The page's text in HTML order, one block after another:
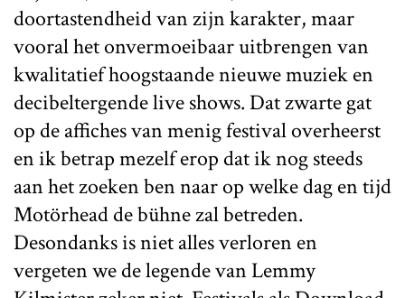
doortastendheid van zijn karakter, maar
vooral het onvermoeibaar uitbrengen van
kwalitatief hoogstaande nieuwe muziek en
decibeltergende live shows. Dat zwarte gat
op de affiches van menig festival overheerst
en ik betrap mezelf erop dat ik nog steeds
aan het zoeken ben naar op welke dag en tijd
Motörhead de bühne zal betreden.
Desondanks is niet alles verloren en
vergeten we de legende van Lemmy